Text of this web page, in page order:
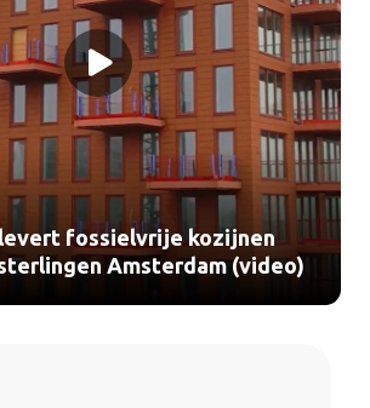
fossielvrije kozijnen
Amsterdam (video)